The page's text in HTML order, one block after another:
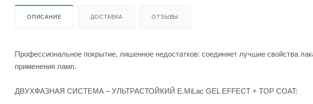
ОПИСАНИЕ ДОСТАВКА ОТЗЫВЫ
Профессиональное покрытие, лишенное недостатков: соединяет лучшие свойства
применения ламп.
ДВУХФАЗНАЯ СИСТЕМА – УЛЬТРАСТОЙКИЙ E.MiLac GEL EFFECT + TOP COAT: